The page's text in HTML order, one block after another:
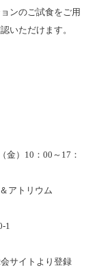
ンのご試食をご用
いただけます。
）10：00～17：
アトリウム
1
サイトより登録